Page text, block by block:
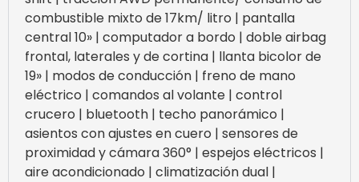
combustible mixto de 17km/ litro | pantalla
central 10» | computador a bordo | doble airbag
frontal, laterales y de cortina | llanta bicolor de
19» | modos de conducción | freno de mano
eléctrico | comandos al volante | control
crucero | bluetooth | techo panorámico |
asientos con ajustes en cuero | sensores de
proximidad y cámara 360° | espejos eléctricos |
aire acondicionado | climatización dual |